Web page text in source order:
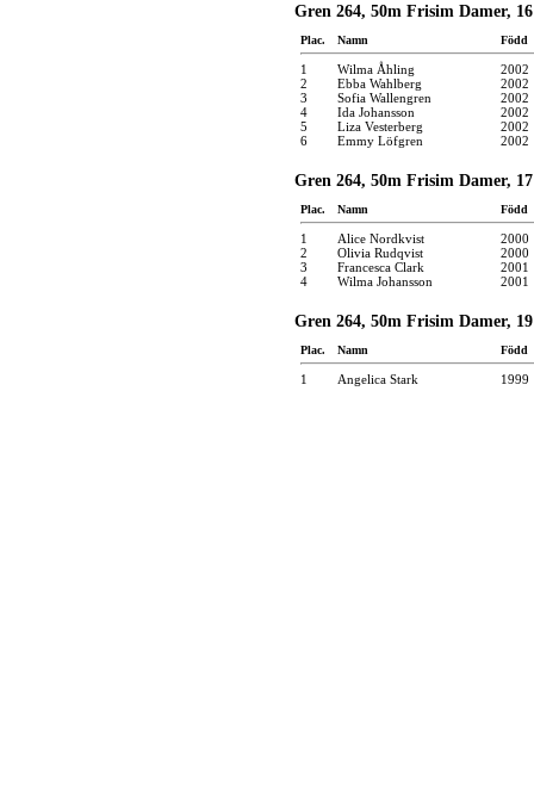
Gren 264, 50m Frisim Damer,
Plac. Namn Född
1 Wilma Åhling
2002
2
Ebba Wahlberg
2002
3
Sofia Wallengren
2002
4
Ida Johansson
2002
5
Liza Vesterberg
2002
6
Emmy Löfgren 2002
Gren 264, 50m Frisim Damer,
Plac. Namn Född
1 Alice Nordkvist
2000
2
Olivia Rudqvist
2000
3
Francesca Clark
2001
4
Wilma Johansson 2001
Gren 264, 50m Frisim Damer,
Plac. Namn Född
1 Angelica Stark 1999